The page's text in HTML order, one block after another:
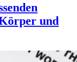
und